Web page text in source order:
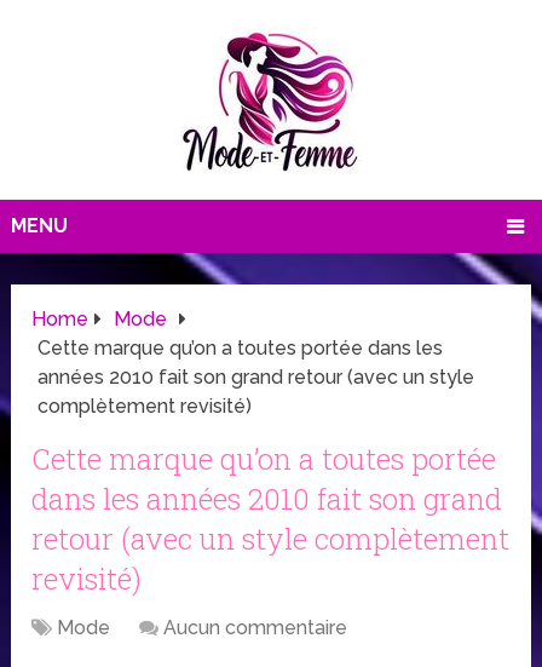
MENU
Home
Mode
Cette marque qu’on a toutes portée dans les
années 2010 fait son grand retour (avec un style
complètement revisité)
Cette marque qu’on a toutes portée
dans les années 2010 fait son grand
retour (avec un style complètement
revisité)
Mode Aucun commentaire